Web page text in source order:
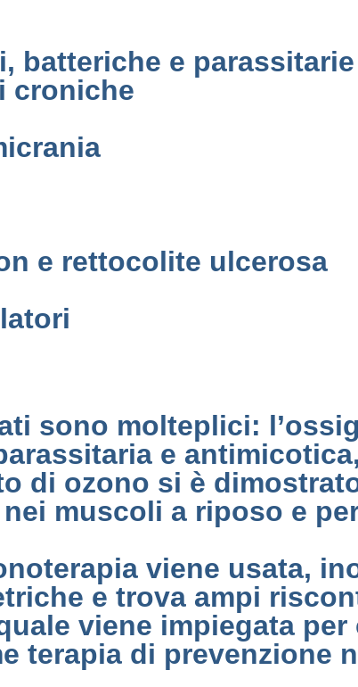
batteriche e parassitarie
croniche
e rettocolite ulcerosa
sono molteplici:
e
di ozono si è
muscoli a riposo e
viene usata,
e trova ampi
viene impiegata
terapia di prevenzione